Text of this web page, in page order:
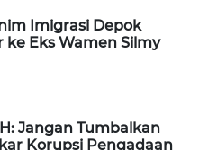
Imigrasi Depok
ke Eks Wamen Silmy
Jangan Tumbalkan
Korupsi Pengadaan